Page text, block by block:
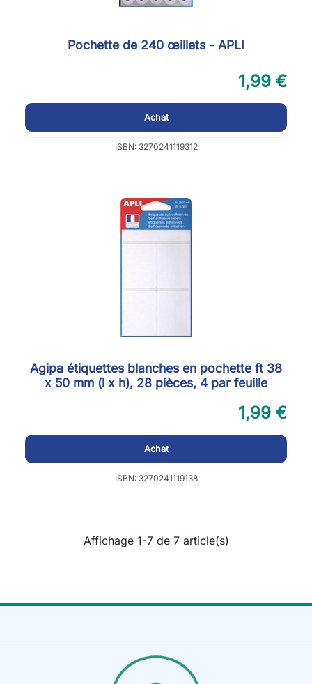
Pochette de 240 œillets - APLI
1,99 €
Achat
ISBN: 3270241119312
Agipa étiquettes blanches en pochette ft 38
x 50 mm (l x h), 28 pièces, 4 par feuille
1,99 €
Achat
ISBN: 3270241119138
Affichage 1-7 de 7 article(s)